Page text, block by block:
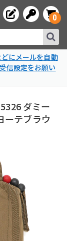
0
にメールを自動
信設定をお願い
ダミー
ーテブラウ